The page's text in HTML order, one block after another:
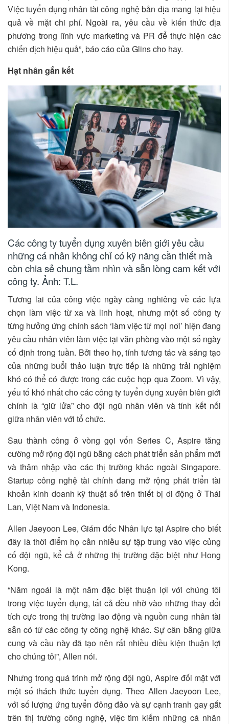
Việc tuyển dụng nhân tài công nghệ bản địa mang lại hiệu
quả về mặt chi phí. Ngoài ra, yêu cầu về kiến thức địa
phương trong lĩnh vực marketing và PR để thực hiện các
chiến dịch hiệu quả”, báo cáo của Glins cho hay.
Hạt nhân gắn kết
Các công ty tuyển dụng xuyên biên giới yêu cầu
những cá nhân không chỉ có kỹ năng cần thiết mà
còn chia sẻ chung tầm nhìn và sẵn lòng cam kết với
công ty. Ảnh: T.L.
Tương lai của công việc ngày càng nghiêng về các lựa
chọn làm việc từ xa và linh hoạt, nhưng một số công ty
từng hưởng ứng chính sách ‘làm việc từ mọi nơi’ hiện đang
yêu cầu nhân viên làm việc tại văn phòng vào một số ngày
cố định trong tuần. Bởi theo họ, tính tương tác và sáng tạo
của những buổi thảo luận trực tiếp là những trải nghiệm
khó có thể có được trong các cuộc họp qua Zoom. Vì vậy,
yếu tố khó nhất cho các công ty tuyển dụng xuyên biên giới
chính là “giữ lửa” cho đội ngũ nhân viên và tính kết nối
giữa nhân viên với tổ chức.
Sau thành công ở vòng gọi vốn Series C, Aspire tăng
cường mở rộng đội ngũ bằng cách phát triển sản phẩm mới
và thâm nhập vào các thị trường khác ngoài Singapore.
Startup công nghệ tài chính đang mở rộng phát triển tài
khoản kinh doanh kỹ thuật số trên thiết bị di động ở Thái
Lan, Việt Nam và Indonesia.
Allen Jaeyoon Lee, Giám đốc Nhân lực tại Aspire cho biết
đây là thời điểm họ cần nhiều sự tập trung vào việc củng
cố đội ngũ, kể cả ở những thị trường đặc biệt như Hong
Kong.
“Năm ngoái là một năm đặc biệt thuận lợi với chúng tôi
trong việc tuyển dụng, tất cả đều nhờ vào những thay đổi
tích cực trong thị trường lao động và nguồn cung nhân tài
sẵn có từ các công ty công nghệ khác. Sự cân bằng giữa
cung và cầu này đã tạo nên rất nhiều điều kiện thuận lợi
cho chúng tôi”, Allen nói.
Nhưng trong quá trình mở rộng đội ngũ, Aspire đối mặt với
một số thách thức tuyển dụng. Theo Allen Jaeyoon Lee,
với số lượng ứng tuyển đông đảo và sự cạnh tranh gay gắt
trên thị trường công nghệ, việc tìm kiếm những cá nhân